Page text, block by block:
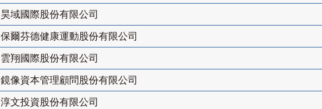
昊域國際股份有限公司
保爾芬德健康運動股份有限公司
雲翔國際股份有限公司
鏡像資本管理顧問股份有限公司
淳文投資股份有限公司